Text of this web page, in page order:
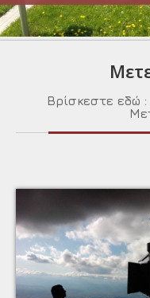
Βρίσκεστε εδώ :